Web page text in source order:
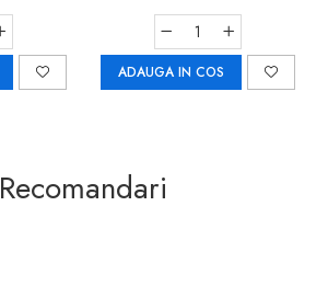
ADAUGA IN COS
Recomandari